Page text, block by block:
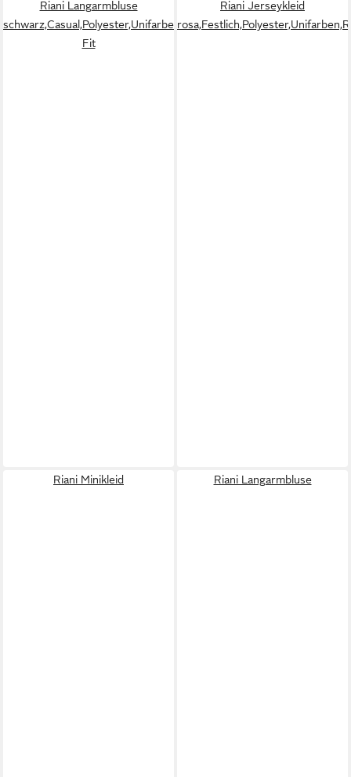
Riani Langarmbluse
schwarz,Casual,Polyester,Unifarben,Rundhals,Kurz,Regular
Fit
Riani Jerseykleid
Riani Minikleid Riani Langarmbluse